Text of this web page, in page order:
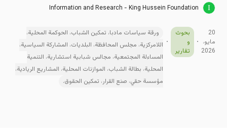
Information and Research - King Hussein Foundation
20
مايو،
2026
بحوث
و
تقارير
ورقة سياسات مادبا، تمكين الشباب، الحوكمة المحلية،
اللامركزية، مجلس المحافظة، البلديات، المشاركة السياسية،
المساءلة المجتمعية، مجالس شبابية استشارية، التنمية
المحلية، بطالة الشباب، الموازنات المحلية، المشاريع الريادية،
مؤسسة حقي، صنع القرار، تمكين الحقوق.